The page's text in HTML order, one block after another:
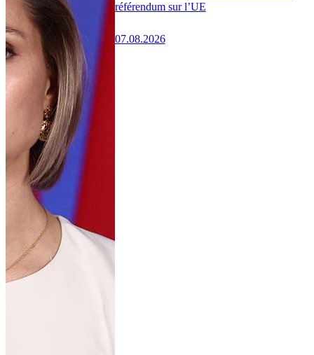
référendum sur l’UE
07.08.2026